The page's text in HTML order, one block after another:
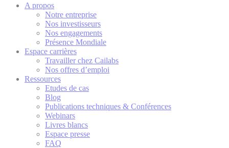
A propos
Notre entreprise
Nos investisseurs
Nos engagements
Présence Mondiale
Espace carrières
Travailler chez Cailabs
Nos offres d’emploi
Ressources
Etudes de cas
Blog
Publications techniques & Conférences
Webinars
Livres blancs
Espace presse
FAQ